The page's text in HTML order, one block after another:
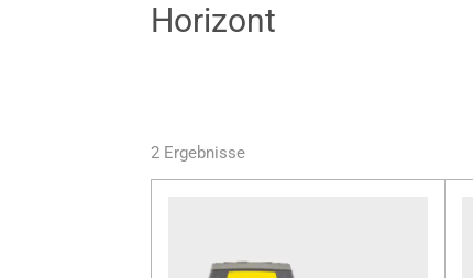
Horizont
2 Ergebnisse